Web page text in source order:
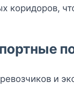
коридоров,
и